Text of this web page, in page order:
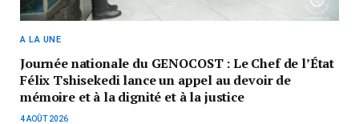
A LA UNE
Journée nationale du GENOCOST : Le Chef de l’État
Félix Tshisekedi lance un appel au devoir de
mémoire et à la dignité et à la justice
4 AOÛT 2026